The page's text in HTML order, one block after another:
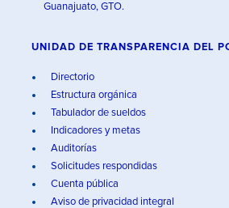
Guanajuato, GTO.
UNIDAD DE TRANSPARENCIA DEL
Directorio
Estructura orgánica
Tabulador de sueldos
Indicadores y metas
Auditorías
Solicitudes respondidas
Cuenta pública
Aviso de privacidad integral